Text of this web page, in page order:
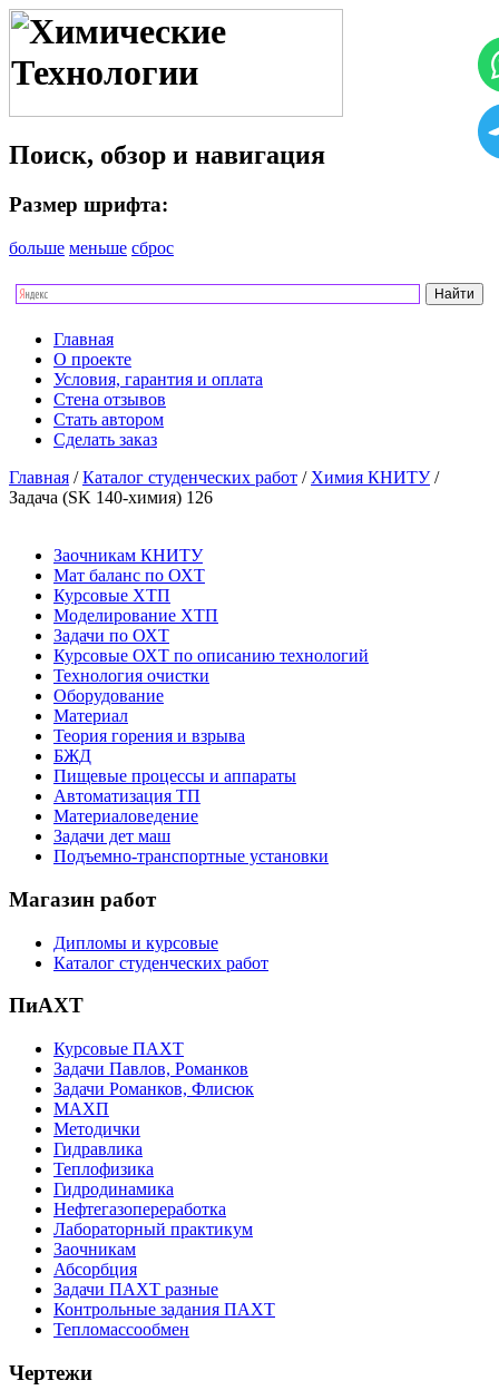
Поиск, обзор и навигация
Размер шрифта:
больше меньше сброс
Главная
О проекте
Условия, гарантия и оплата
Стена отзывов
Стать автором
Сделать заказ
Главная /Каталог студенческих работ / Химия КНИТУ/
Задача (SK 140-химия) 126
Заочникам КНИТУ
Мат баланс по ОХТ
Курсовые ХТП
Моделирование ХТП
Задачи по ОХТ
Курсовые ОХТ по описанию технологий
Технология очистки
Оборудование
Материал
Теория горения и взрыва
БЖД
Пищевые процессы и аппараты
Автоматизация ТП
Материаловедение
Задачи дет маш
Подъемно-транспортные установки
Магазин работ
Дипломы и курсовые
Каталог студенческих работ
ПиАХТ
Курсовые ПАХТ
Задачи Павлов, Романков
Задачи Романков, Флисюк
МАХП
Методички
Гидравлика
Теплофизика
Гидродинамика
Нефтегазопереработка
Лабораторный практикум
Заочникам
Абсорбция
Задачи ПАХТ разные
Контрольные задания ПАХТ
Тепломассообмен
Чертежи